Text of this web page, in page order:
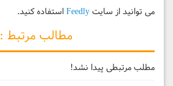
می توانید از سایت Feedly استفاده کنید.
مطالب مرتبط :
مطلب مرتبطی پیدا نشد!